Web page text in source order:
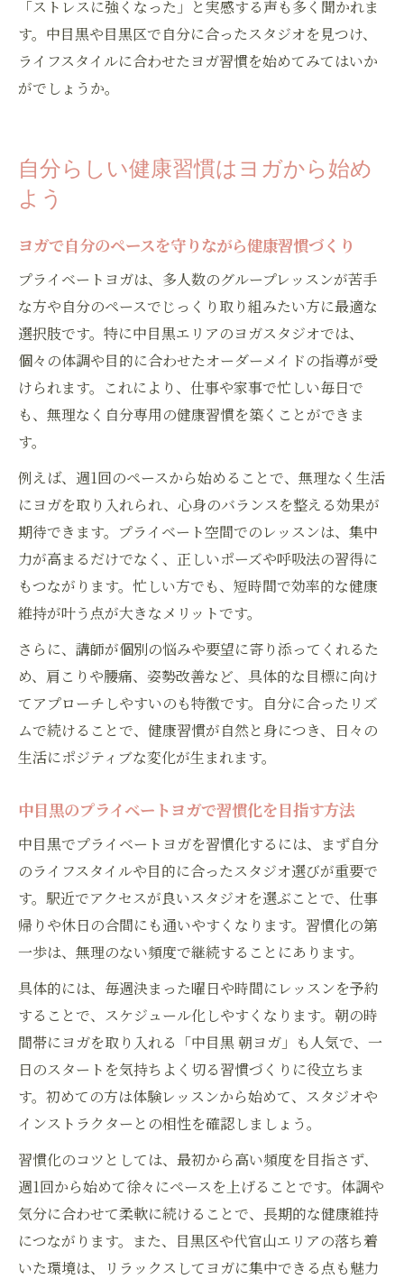
「ストレスに強くなった」と実感する声も多く聞かれま
す。中目黒や目黒区で自分に合ったスタジオを見つけ、
ライフスタイルに合わせたヨガ習慣を始めてみてはいか
がでしょうか。
自分らしい健康習慣はヨガから始め
よう
ヨガで自分のペースを守りながら健康習慣づくり
プライベートヨガは、多人数のグループレッスンが苦手
な方や自分のペースでじっくり取り組みたい方に最適な
選択肢です。特に中目黒エリアのヨガスタジオでは、
個々の体調や目的に合わせたオーダーメイドの指導が受
けられます。これにより、仕事や家事で忙しい毎日で
も、無理なく自分専用の健康習慣を築くことができま
す。
例えば、週1回のペースから始めることで、無理なく生活
にヨガを取り入れられ、心身のバランスを整える効果が
期待できます。プライベート空間でのレッスンは、集中
力が高まるだけでなく、正しいポーズや呼吸法の習得に
もつながります。忙しい方でも、短時間で効率的な健康
維持が叶う点が大きなメリットです。
さらに、講師が個別の悩みや要望に寄り添ってくれるた
め、肩こりや腰痛、姿勢改善など、具体的な目標に向け
てアプローチしやすいのも特徴です。自分に合ったリズ
ムで続けることで、健康習慣が自然と身につき、日々の
生活にポジティブな変化が生まれます。
中目黒のプライベートヨガで習慣化を目指す方法
中目黒でプライベートヨガを習慣化するには、まず自分
のライフスタイルや目的に合ったスタジオ選びが重要で
す。駅近でアクセスが良いスタジオを選ぶことで、仕事
帰りや休日の合間にも通いやすくなります。習慣化の第
一歩は、無理のない頻度で継続することにあります。
具体的には、毎週決まった曜日や時間にレッスンを予約
することで、スケジュール化しやすくなります。朝の時
間帯にヨガを取り入れる「中目黒 朝ヨガ」も人気で、一
日のスタートを気持ちよく切る習慣づくりに役立ちま
す。初めての方は体験レッスンから始めて、スタジオや
インストラクターとの相性を確認しましょう。
習慣化のコツとしては、最初から高い頻度を目指さず、
週1回から始めて徐々にペースを上げることです。体調や
気分に合わせて柔軟に続けることで、長期的な健康維持
につながります。また、目黒区や代官山エリアの落ち着
いた環境は、リラックスしてヨガに集中できる点も魅力